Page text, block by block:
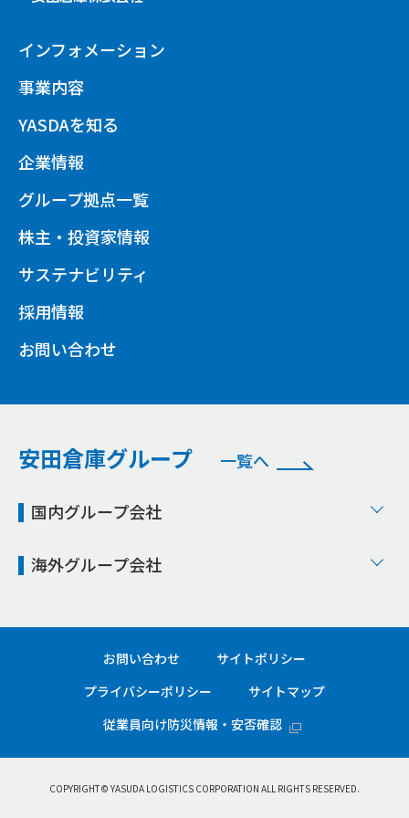
インフォメーション
事業内容
YASDAを知る
企業情報
グループ拠点一覧
株主・投資家情報
サステナビリティ
採用情報
お問い合わせ
安田倉庫グループ 一覧へ
国内グループ会社
海外グループ会社
お問い合わせ
サイトポリシー
プライバシーポリシー
サイトマップ
従業員向け防災情報・安否確認
COPYRIGHT© YASUDA LOGISTICS CORPORATION ALL RIGHTS RESERVED.